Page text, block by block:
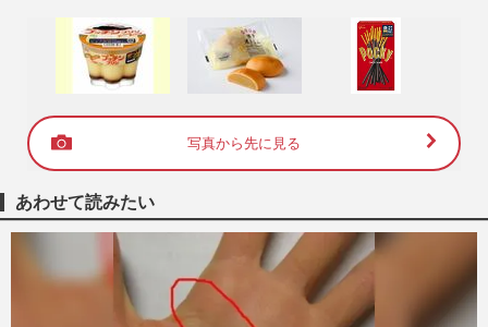
写真から先に見る
あわせて読みたい